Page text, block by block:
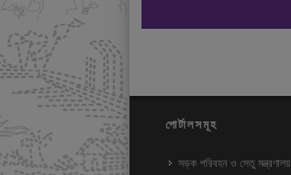
পোর্টালসমূহ
সড়ক পরিবহন ও সেতু মন্ত্রণালয়